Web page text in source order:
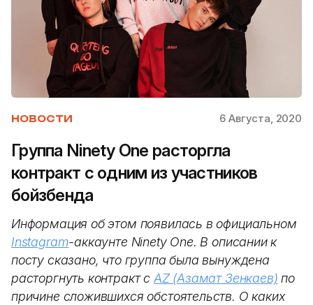
НОВОСТИ 6 Августа, 2020
Группа Ninety One расторгла
контракт с одним из участников
бойзбенда
Информация об этом появилась в официальном
Instagram-аккаунте Ninety One. В описании к
посту сказано, что группа была вынуждена
расторгнуть контракт с AZ (Азамат Зенкаев) по
причине сложившихся обстоятельств. О каких